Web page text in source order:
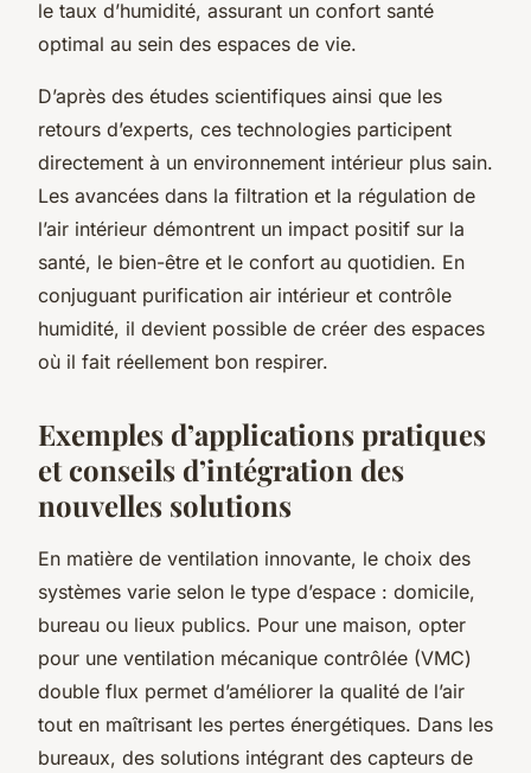
le taux d’humidité, assurant un confort santé
optimal au sein des espaces de vie.
D’après des études scientifiques ainsi que les
retours d’experts, ces technologies participent
directement à un environnement intérieur plus sain.
Les avancées dans la filtration et la régulation de
l’air intérieur démontrent un impact positif sur la
santé, le bien-être et le confort au quotidien. En
conjuguant purification air intérieur et contrôle
humidité, il devient possible de créer des espaces
où il fait réellement bon respirer.
Exemples d’applications pratiques
et conseils d’intégration des
nouvelles solutions
En matière de ventilation innovante, le choix des
systèmes varie selon le type d’espace : domicile,
bureau ou lieux publics. Pour une maison, opter
pour une ventilation mécanique contrôlée (VMC)
double flux permet d’améliorer la qualité de l’air
tout en maîtrisant les pertes énergétiques. Dans les
bureaux, des solutions intégrant des capteurs de